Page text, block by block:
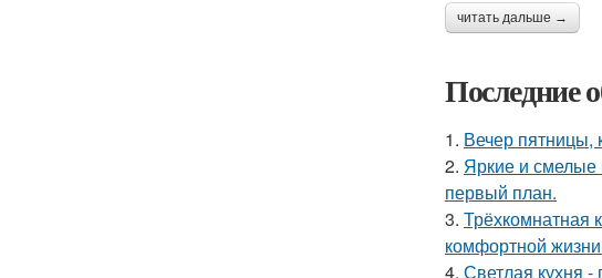
читать дальше →
Последние
1. Вечер пятницы,
2. Яркие и смелые
первый план.
3. Трёхкомнатная
комфортной
4. Светлая кухня -